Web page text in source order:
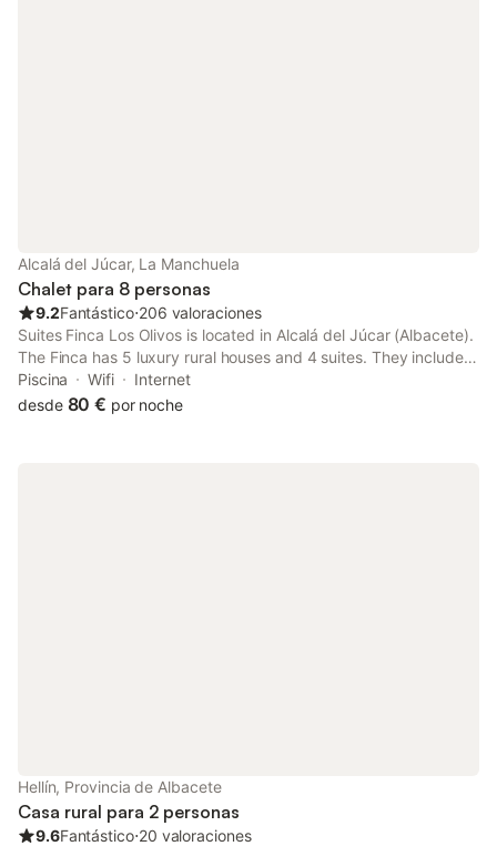
Alcalá del Júcar, La Manchuela
Chalet para 8 personas
9.2Fantástico⋅206 valoraciones
Suites Finca Los Olivos is located in Alcalá del Júcar (Albacete).
The Finca has 5 luxury rural houses and 4 suites. They include
bed linen, towels, air conditioning, hair dryer and kitchenware.
In addition to barbecue area, woodshed.
Piscina Wifi
Internet
desde 80 € por noche
Hellín, Provincia de Albacete
Casa rural para 2 personas
9.6Fantástico⋅20 valoraciones